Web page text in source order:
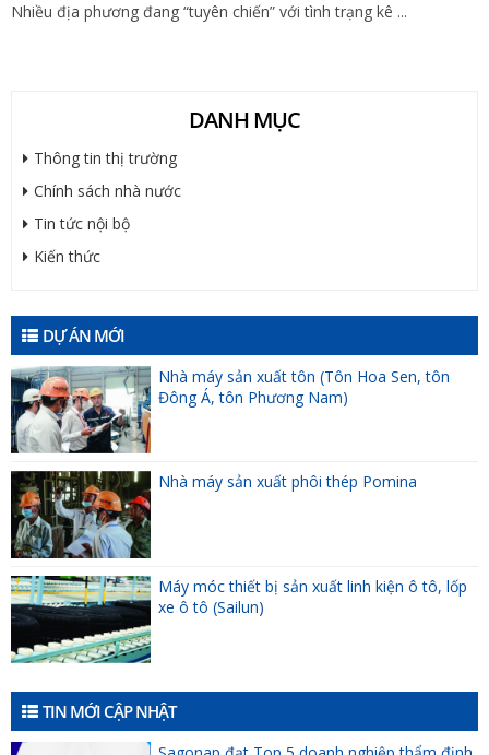
Nhiều địa phương đang “tuyên chiến” với tình trạng kê ...
DANH MỤC
Thông tin thị trường
Chính sách nhà nước
Tin tức nội bộ
Kiến thức
DỰ ÁN MỚI
Nhà máy sản xuất tôn (Tôn Hoa Sen, tôn
Đông Á, tôn Phương Nam)
Nhà máy sản xuất phôi thép Pomina
Máy móc thiết bị sản xuất linh kiện ô tô, lốp
xe ô tô (Sailun)
TIN MỚI CẬP NHẬT